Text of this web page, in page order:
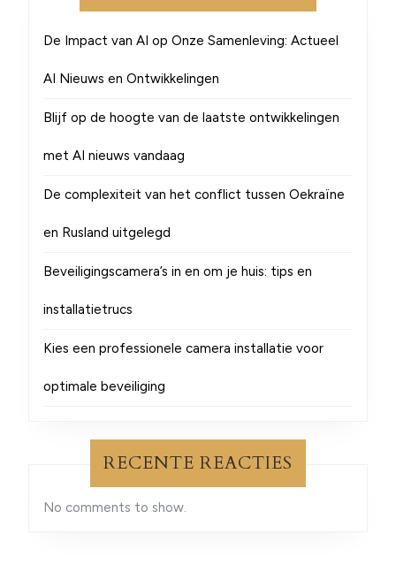
De Impact van AI op Onze Samenleving: Actueel
AI Nieuws en Ontwikkelingen
Blijf op de hoogte van de laatste ontwikkelingen
met AI nieuws vandaag
De complexiteit van het conflict tussen Oekraïne
en Rusland uitgelegd
Beveiligingscamera’s in en om je huis: tips en
installatietrucs
Kies een professionele camera installatie voor
optimale beveiliging
RECENTE REACTIES
No comments to show.